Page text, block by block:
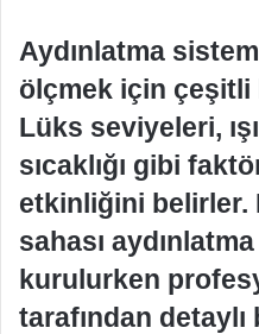
Aydınlatma
ölçmek için çeşitli
Lüks seviyeleri,
sıcaklığı gibi
etkinliğini belirler.
sahası
kurulurken
tarafından detaylı